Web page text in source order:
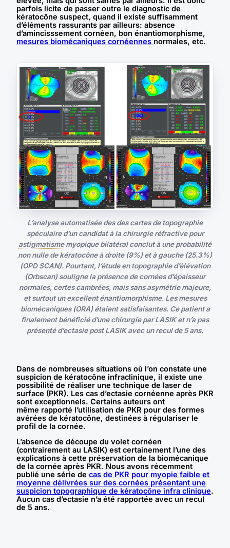
parfois licite de passer outre le diagnostic de
kératocône suspect, quand il existe suffisamment
d’éléments rassurants par ailleurs: absence
d’amincisssement cornéen, bon énantiomorphisme,
mesures biomécaniques cornéennes normales, etc.
L’analyse automatisée des des cartes de topographie
spéculaire d’un candidat à la chirurgie réfractive pour
astigmatismemyopique bilatéral conclut à une probabilité
non nulle de kératocône à droite (9%) et à gauche (25.3%)
(OPD SCAN). Pourtant, l’étude en topographie d’élévation
(Orbscan) souligne la présence de cornées d’épaisseur
normales, certes cambrées, mais sans asymétrie majeure,
et surtout un excellent énantiomorphisme. Les mesures
biomécaniques (ORA) étaient satisfaisantes. Ce patient a
finalement bénéficié d’une chirurgie parLASIKet n’a pas
présenté d’ectasie post LASIK avec un recul de 5 ans.
Dans de nombreuses situations où l’on constate une
suspicion de kératocône infraclinique, il existe une
possibilité de réaliser une technique de laser de
surface (PKR). Les cas d’ectasie cornéenne après PKR
sont exceptionnels. Certains auteurs ont
même rapporté l’utilisation de PKR pour des formes
avérées de kératocône, destinées à régulariser le
profil de la cornée.
L’absence de découpe du volet cornéen
(contrairement au LASIK) est certainement l’une des
explications à cette préservation de la biomécanique
de la cornée après PKR. Nous avons récemment
publié une série de cas de PKR pour myopie faible et
moyenne délivrées sur des cornées présentant une
suspicion topographique de kératocône infra clinique.
Aucun cas d’ectasie n’a été rapportée avec un recul
de 5 ans.